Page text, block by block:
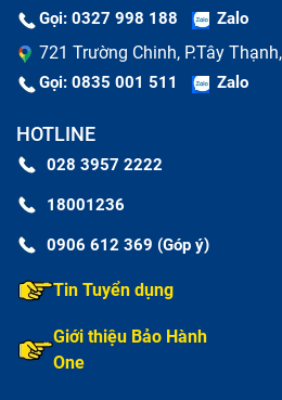
Gọi: 0327 998 188 Zalo
721 Trường Chinh, P.Tây
Gọi: 0835 001 511 Zalo
HOTLINE
028 3957 2222
18001236
0906 612 369 (Góp ý)
Tin Tuyển dụng
Giới thiệu Bảo Hành
One